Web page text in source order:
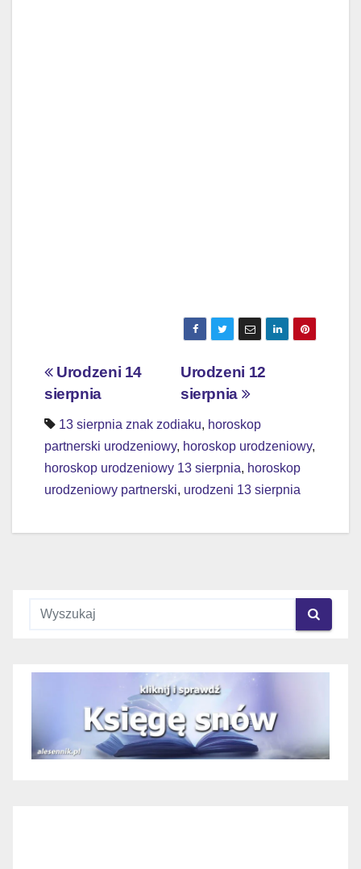
Nawigacja
wpisu
Urodzeni 12
sierpnia
Urodzeni 14
sierpnia
13 sierpnia znak zodiaku, horoskop
partnerski urodzeniowy, horoskop urodzeniowy,
horoskop urodzeniowy 13 sierpnia, horoskop
urodzeniowy partnerski, urodzeni 13 sierpnia